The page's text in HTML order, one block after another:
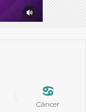
Câncer